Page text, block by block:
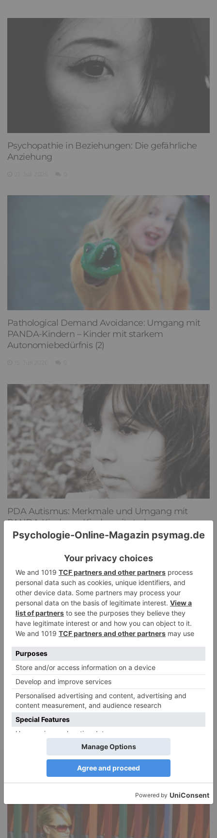
Psychopathie in Beziehungen: Die gefährliche
Anziehung
Pathological Demand Avoidance: Umgang mit
PANDA-Kindern – Kinder mit starkem
Autonomiebedürfnis (2)
PDA Autismus: Merkmale und Umgang mit
PANDA-Kindern – Kinder mit starkem
Autonomiebedürfnis (1)
NEUESTE KOMMENTARE
Renate B. zuVerbale Angriffe abwehren: Psychologische Tipps für
HaBa zuVerbale Angriffe abwehren: Psychologische Tipps für
ruhige Antworten
AdelezuVerbale Angriffe abwehren: Psychologische Tipps für
ruhige Antworten
Juliette P.zu Merkmale der komplexen Posttraumatischen
Belastungsstörung: Traumafolgen verständlich erklärt
AnsgarzuElternteil narzisstisch: So sieht dein heutiges Leben
vermutlich aus – Narzisstisch geprägte Kindheit (1)
DIE BELIEBTESTEN ARTIKEL